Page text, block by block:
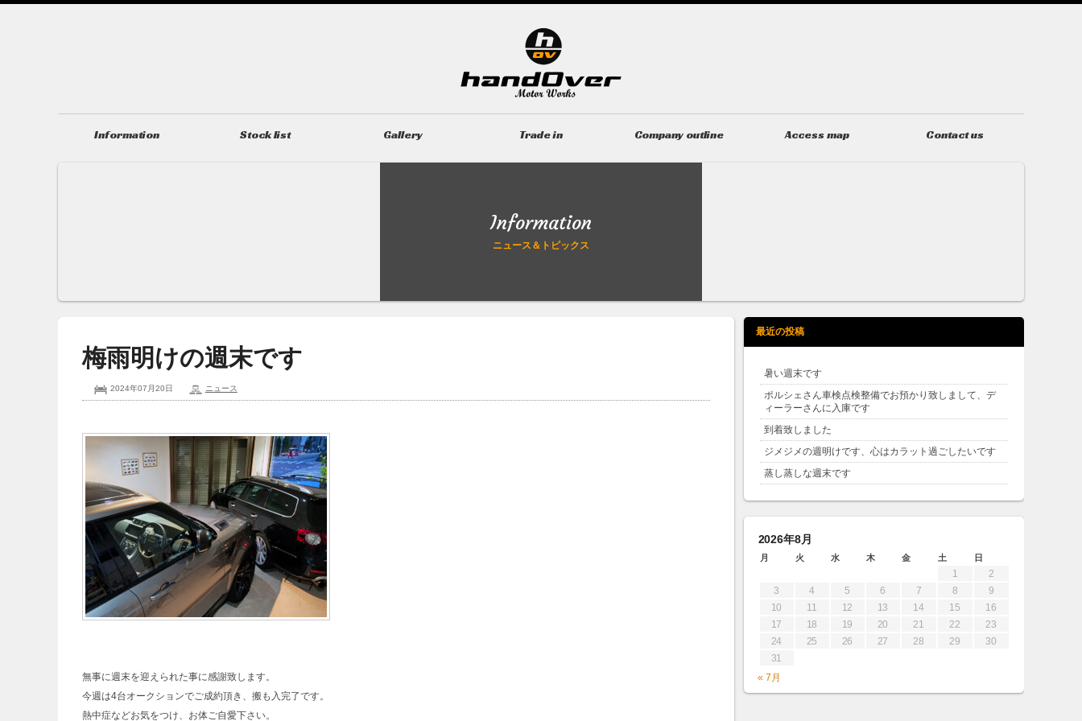
Information Stock list Gallery Trade in Company outline Access map Contact us
Information
ニュース＆トピックス
梅雨明けの週末です
2024年07月20日 ニュース
無事に週末を迎えられた事に感謝致します。
今週は4台オークションでご成約頂き、搬も入完了です。
熱中症などお気をつけ、お体ご自愛下さい。
最近の投稿
暑い週末です
ポルシェさん車検点検整備でお預かり致しまして、デ
ィーラーさんに入庫です
到着致しました
ジメジメの週明けです、心はカラット過ごしたいです
蒸し蒸しな週末です
2026年8月
月 火 水 木 金 土 日
1
2
3
4 5 6 7 8
9
10
11 12 13 14 15
16
17
18 19 20 21 22
23
24
25 26 27 28 29
30
31
« 7月